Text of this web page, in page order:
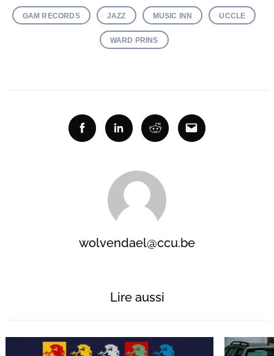
GAM RECORDS JAZZ MUSIC INN UCCLE
WARD PRINS
FacebookLinkedinRedditEmail
wolvendael@ccu.be
Lire aussi